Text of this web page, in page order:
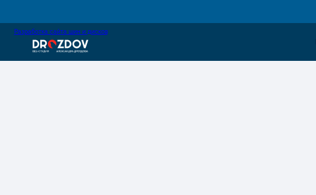
Разработка сайта шин и дисков